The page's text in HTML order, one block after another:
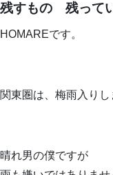
残すもの 残って
HOMAREです。
関東圏は、梅雨入りし
晴れ男の僕ですが